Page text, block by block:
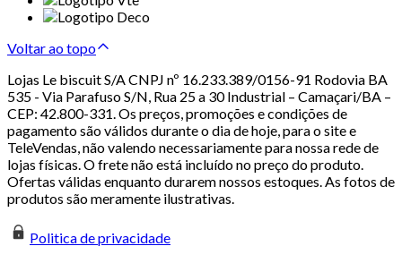
Voltar ao topo
Lojas Le biscuit S/A CNPJ nº 16.233.389/0156-91 Rodovia BA
535 - Via Parafuso S/N, Rua 25 a 30 Industrial – Camaçari/BA –
CEP: 42.800-331. Os preços, promoções e condições de
pagamento são válidos durante o dia de hoje, para o site e
TeleVendas, não valendo necessariamente para nossa rede de
lojas físicas. O frete não está incluído no preço do produto.
Ofertas válidas enquanto durarem nossos estoques. As fotos de
produtos são meramente ilustrativas.
Politica de privacidade